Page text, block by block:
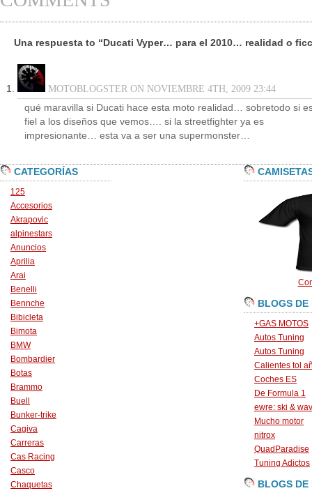
Una respuesta to “Ducati Vyper… para el 2010… realidad o
MOTOBLOGSTER ON NOVIEMBRE 4TH, 2009 23:44
qué maravilla si Ducati hace esta moto realidad… sobretodo si
fiel a los diseños que vemos…. si la streetfighter ya es
impresionante… esta va a ser una supermonster…
CATEGORÍAS
125
Accesorios
Akrapovic
alpinestars
Anuncios
Aprilia
Arai
Benelli
Bennche
Bibicleta
Bimota
BMW
Bombardier
Botas
Brammo
Buell
Bunker-trike
Cagiva
Carreras
Cas Racing
Casco
Chaquetas
BLOGS DE
+GAS MOTOS
Autos Tuning
Autos Tuning
Calientes tol
Coches ES
De Formula 1
ewre: ski &
Mucho motor
nitrox
QuadParadise
Tuning Adictos
BLOGS DE